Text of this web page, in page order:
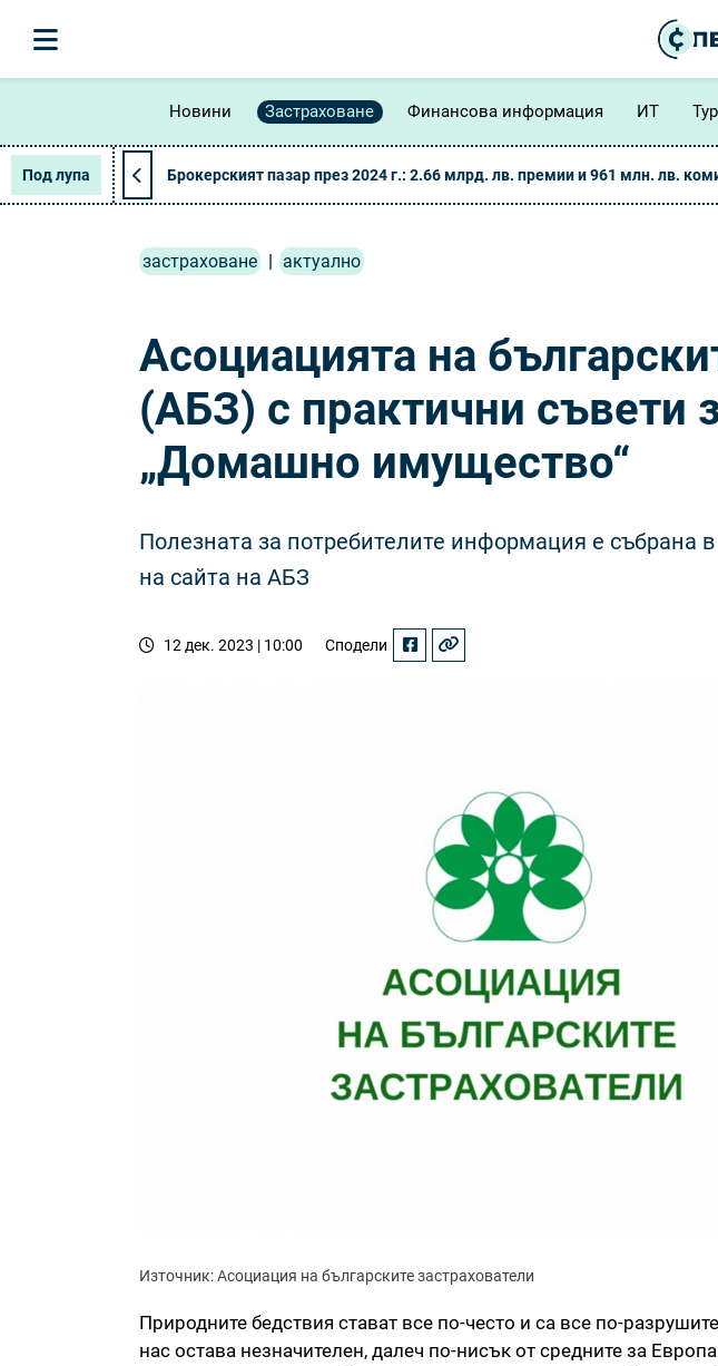
Новини Застраховане Финансова информация ИТ
Под лупа Брокерският пазар през 2024 г.: 2.66 млрд. лв. премии и 961 млн. лв.
застраховане | актуално
Асоциацията на
(АБЗ) с практични съвети
„Домашно имущество“
Полезната за потребителите информация е събрана
на сайта на АБЗ
12 дек. 2023 | 10:00 Сподели
Източник: Асоциация на българските застрахователи
Природните бедствия стават все по-често и са все по-
нас остава незначителен, далеч по-нисък от средните за